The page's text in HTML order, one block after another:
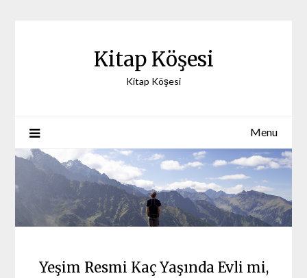
Kitap Köşesi
Kitap Köşesi
Menu
Yeşim Resmi Kaç Yaşında Evli mi,